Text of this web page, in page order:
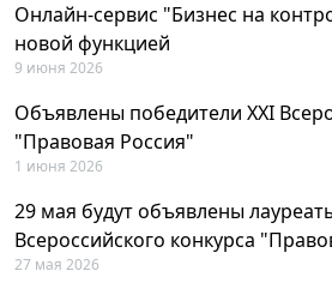
Онлайн-сервис "Бизнес на
новой функцией
9 июня 2026
Объявлены победители XXI
"Правовая Россия"
1 июня 2026
29 мая будут объявлены
Всероссийского конкурса
27 мая 2026